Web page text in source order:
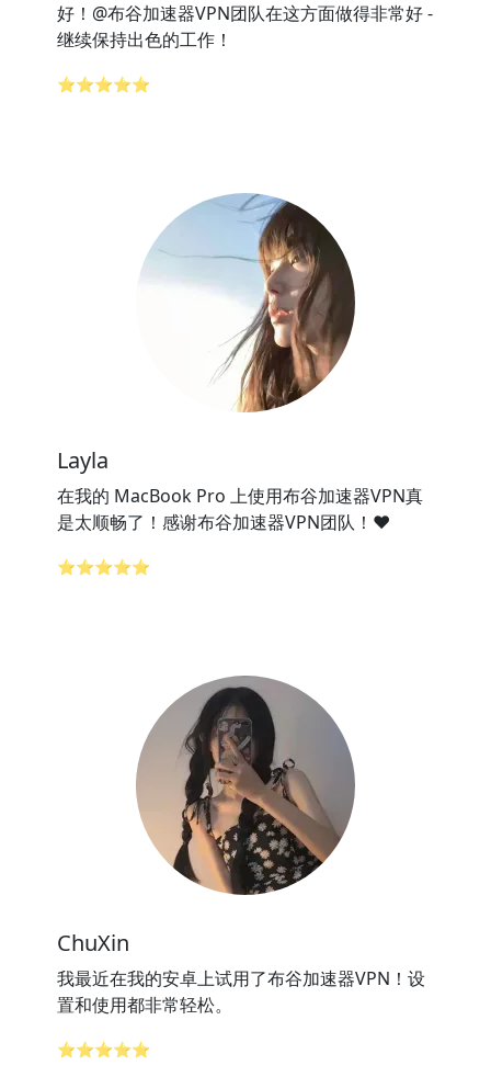
好！@布谷加速器VPN团队在这方面做得非常好 -
继续保持出色的工作！
⭐⭐⭐⭐⭐
Layla
在我的 MacBook Pro 上使用布谷加速器VPN真
是太顺畅了！感谢布谷加速器VPN团队！❤️
⭐⭐⭐⭐⭐
ChuXin
我最近在我的安卓上试用了布谷加速器VPN！设
置和使用都非常轻松。
⭐⭐⭐⭐⭐